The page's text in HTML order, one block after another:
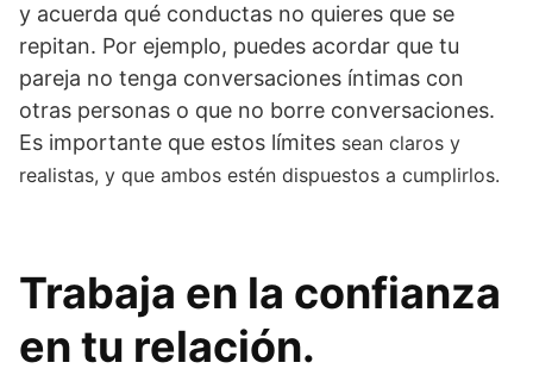
y acuerda qué conductas no quieres que se
repitan. Por ejemplo, puedes acordar que tu
pareja no tenga conversaciones íntimas con
otras personas o que no borre conversaciones.
Es importante que estos límites sean claros y
realistas, y que ambos estén dispuestos a cumplirlos.
Trabaja en la confianza
en tu relación.